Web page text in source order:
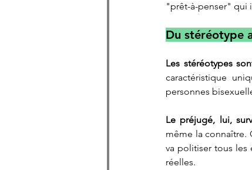
"prêt-à-penser" qui
Du stéréotype
Les stéréotypes
caractéristique
personnes
Le préjugé, lui,
même la connaître.
va politiser tous les
réelles.